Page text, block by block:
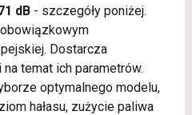
dB- szczegóły poniżej.
Dostarcza
temat ich parametrów.
optymalnego modelu,
hałasu, zużycie paliwa